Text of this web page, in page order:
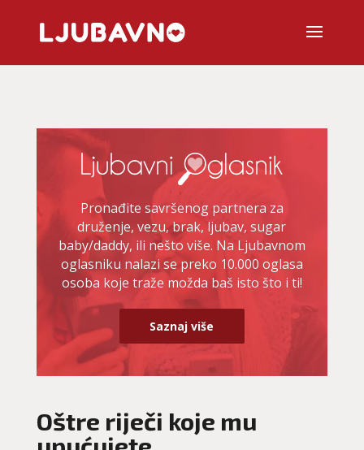
Pronađite savršenog partnera za
druženje, vezu, brak, ljubav, sugar
baby/daddy, ili nešto više. Na Ljubavnom
oglasniku nalazi se preko 10.000 oglasa
osoba koje traže možda baš isto što i ti!
Saznaj više
Oštre riječi koje mu